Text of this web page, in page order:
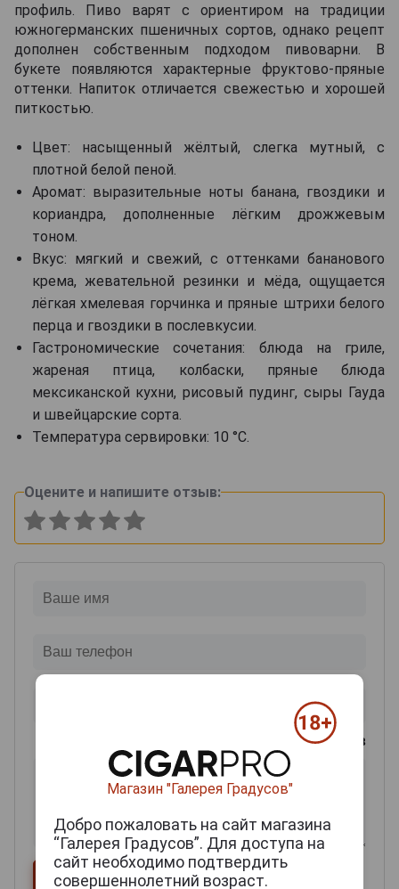
профиль. Пиво варят с ориентиром на традиции
южногерманских пшеничных сортов, однако рецепт
дополнен собственным подходом пивоварни. В
букете появляются характерные фруктово-пряные
оттенки. Напиток отличается свежестью и хорошей
питкостью.
Цвет: насыщенный жёлтый, слегка мутный, с
плотной белой пеной.
Аромат: выразительные ноты банана, гвоздики и
кориандра, дополненные лёгким дрожжевым
тоном.
Вкус: мягкий и свежий, с оттенками бананового
крема, жевательной резинки и мёда, ощущается
лёгкая хмелевая горчинка и пряные штрихи белого
перца и гвоздики в послевкусии.
Гастрономические сочетания: блюда на гриле,
жареная птица, колбаски, пряные блюда
мексиканской кухни, рисовый пудинг, сыры Гауда
и швейцарские сорта.
Температура сервировки: 10 °C.
Оцените и напишите отзыв:
из 2000 знаков
Магазин "Галерея Градусов"
Добро пожаловать на сайт магазина
“Галерея Градусов”. Для доступа на
сайт необходимо подтвердить
совершеннолетний возраст.